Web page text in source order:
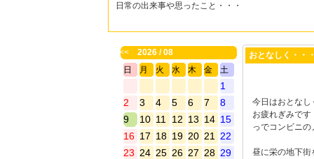
日常の出来事や思ったこと・・・
<<
2026 / 08
日
月 火 水 木 金 土
1
2
3 4 5 6 7
8
9
10 11 12 13 14 15
16 17 18 19 20 21
22
23 24 25 26 27 28 29
おとなしく・・
今日はおとなし
お疲れぎみです
っでコンビニ
昼に栄の地下街